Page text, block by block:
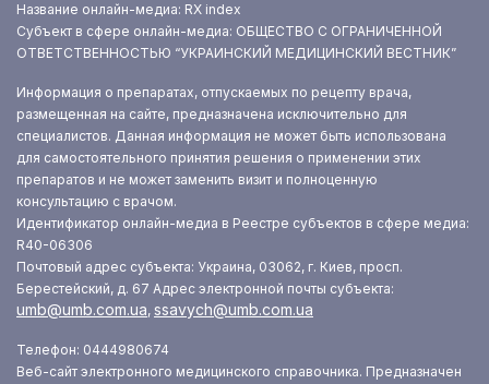
Название онлайн-медиа: RX index
Субъект в сфере онлайн-медиа: ОБЩЕСТВО С ОГРАНИЧЕННОЙ
ОТВЕТСТВЕННОСТЬЮ “УКРАИНСКИЙ МЕДИЦИНСКИЙ ВЕСТНИК”
Информация о препаратах, отпускаемых по рецепту врача,
размещенная на сайте, предназначена исключительно для
специалистов. Данная информация не может быть использована
для самостоятельного принятия решения о применении этих
препаратов и не может заменить визит и полноценную
консультацию с врачом.
Идентификатор онлайн-медиа в Реестре субъектов в сфере медиа:
R40-06306
Почтовый адрес субъекта: Украина, 03062, г. Киев, просп.
Берестейский, д. 67 Адрес электронной почты субъекта:
umb@umb.com.ua, ssavych@umb.com.ua
Телефон: 0444980674
Веб-сайт электронного медицинского справочника. Предназначен